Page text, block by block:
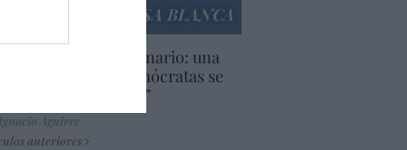
LA CASA BLANCA
Inquietante escenario: una
parte de los demócratas se
como “socialista”
anteriores